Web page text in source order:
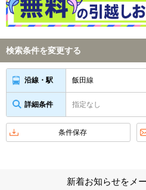
検索条件を変更する
沿線・駅 飯田線
詳細条件 指定なし
条件保存
新着お知らせをメ